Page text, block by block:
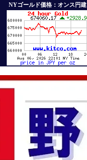
NYゴールド価格：オンス円建